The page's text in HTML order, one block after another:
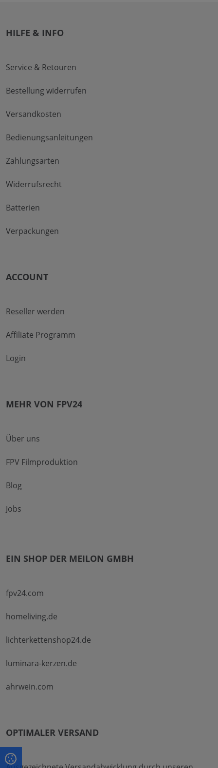
HILFE & INFO
Service & Retouren
Bestellung widerrufen
Versandkosten
Bedienungsanleitungen
Zahlungsarten
Widerrufsrecht
Batterien
Verpackungen
ACCOUNT
Reseller werden
Affiliate Programm
Login
MEHR VON FPV24
Über uns
FPV Filmproduktion
Blog
Jobs
EIN SHOP DER MEILON GMBH
fpv24.com
homeliving.de
lichterkettenshop24.de
luminara-kerzen.de
ahrwein.com
OPTIMALER VERSAND